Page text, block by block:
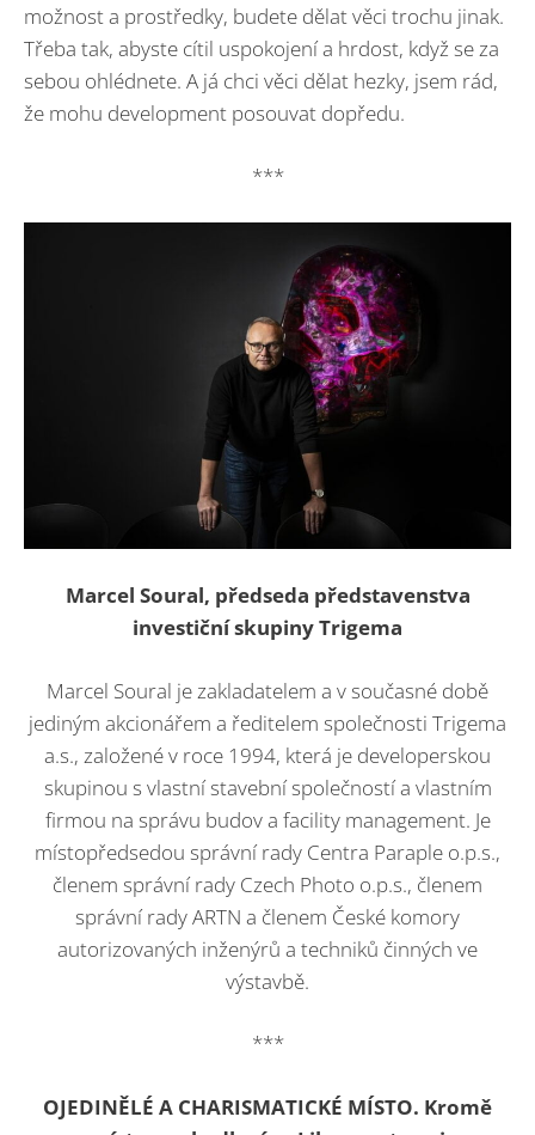
možnost a prostředky, budete dělat věci trochu jinak.
Třeba tak, abyste cítil uspokojení a hrdost, když se za
sebou ohlédnete. A já chci věci dělat hezky, jsem rád,
že mohu development posouvat dopředu.
***
Marcel Soural, předseda představenstva
investiční skupiny Trigema
Marcel Soural je zakladatelem a v současné době
jediným akcionářem a ředitelem společnosti Trigema
a.s., založené v roce 1994, která je developerskou
skupinou s vlastní stavební společností a vlastním
firmou na správu budov a facility management. Je
místopředsedou správní rady Centra Paraple o.p.s.,
členem správní rady Czech Photo o.p.s., členem
správní rady ARTN a členem České komory
autorizovaných inženýrů a techniků činných ve
výstavbě.
***
OJEDINĚLÉ A CHARISMATICKÉ MÍSTO. Kromě